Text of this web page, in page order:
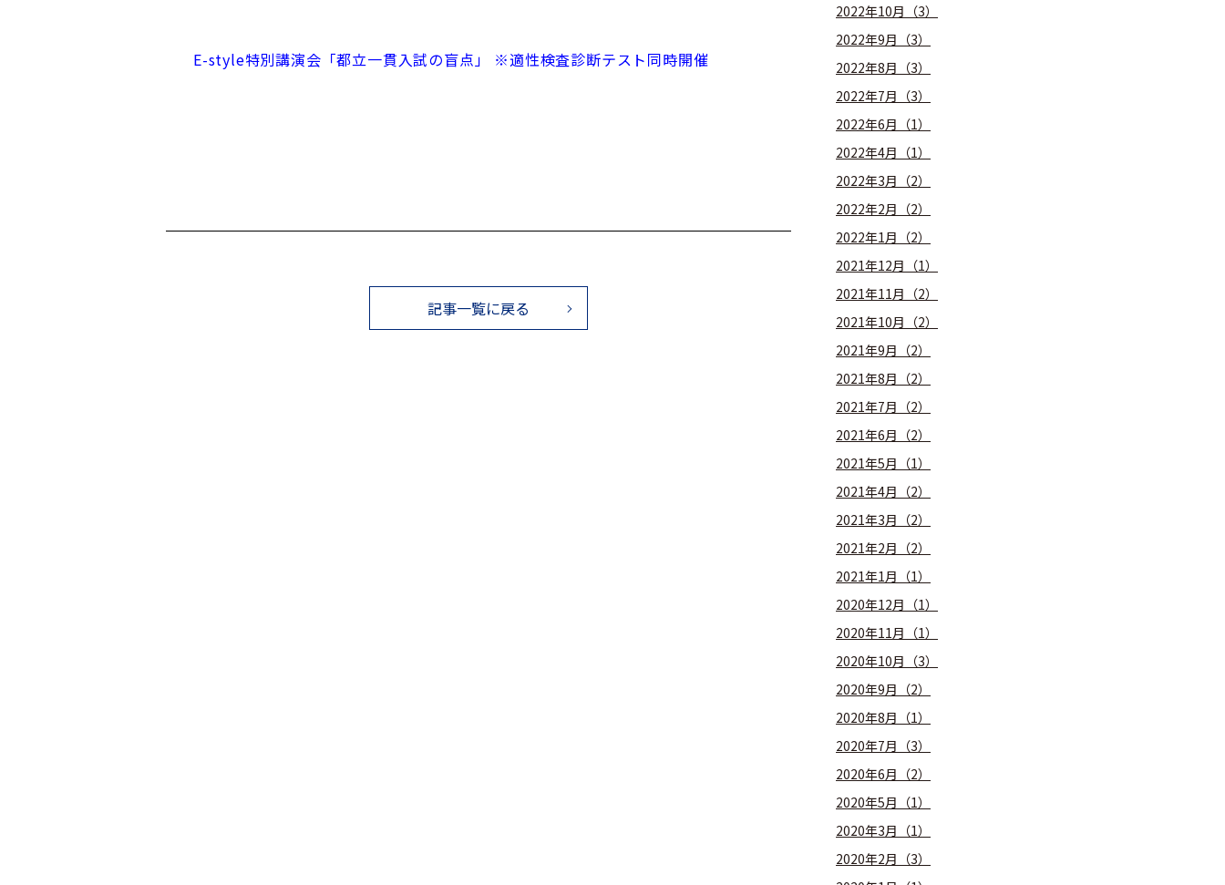
E-style特別講演会「都立一貫入試の盲点」 ※適性検査診断テスト同時開催
記事一覧に戻る
2022年10月（3）
2022年9月（3）
2022年8月（3）
2022年7月（3）
2022年6月（1）
2022年4月（1）
2022年3月（2）
2022年2月（2）
2022年1月（2）
2021年12月（1）
2021年11月（2）
2021年10月（2）
2021年9月（2）
2021年8月（2）
2021年7月（2）
2021年6月（2）
2021年5月（1）
2021年4月（2）
2021年3月（2）
2021年2月（2）
2021年1月（1）
2020年12月（1）
2020年11月（1）
2020年10月（3）
2020年9月（2）
2020年8月（1）
2020年7月（3）
2020年6月（2）
2020年5月（1）
2020年3月（1）
2020年2月（3）